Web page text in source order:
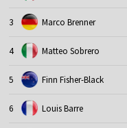
3 Marco Brenner
4 Matteo Sobrero
5 Finn Fisher-Black
6 Louis Barre